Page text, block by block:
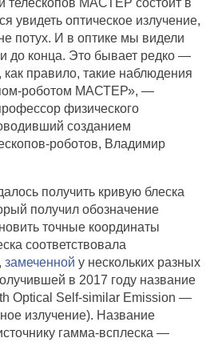
увидеть оптическое излучение,
потух. И в оптике мы видели
до конца. Это бывает редко —
как правило, такие наблюдения
роботом МАСТЕР», —
физического
созданием
роботов, Владимир
получить кривую блеска
получил обозначение
точные координаты
соответствовала
замеченной у нескольких разных
в 2017 году название
Optical Self-similar Emission —
излучение). Название
гамма-всплеска —